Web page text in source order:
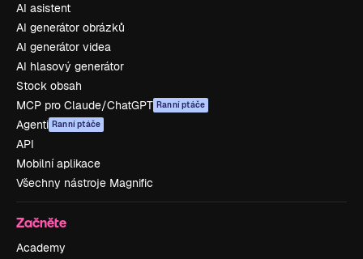
AI asistent
AI generátor obrázků
AI generátor videa
AI hlasový generátor
Stock obsah
MCP pro Claude/ChatGPT Ranní ptáče
Agenti Ranní ptáče
API
Mobilní aplikace
Všechny nástroje Magnific
Začněte
Academy